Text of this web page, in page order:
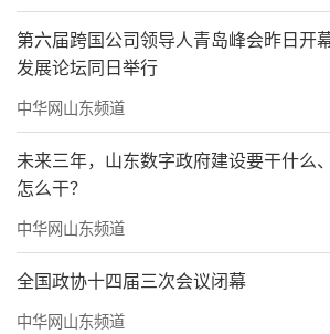
第六届跨国公司领导人青岛峰会昨日开
发展论坛同日举行
中华网山东频道
未来三年，山东数字政府建设要干什么、
怎么干？
中华网山东频道
全国政协十四届三次会议闭幕
中华网山东频道